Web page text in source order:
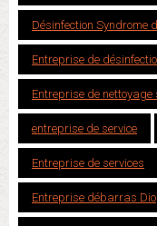
Désinfection Syndrome
Entreprise de
Entreprise de nettoyage
entreprise de service
Entreprise de services
Entreprise débarras